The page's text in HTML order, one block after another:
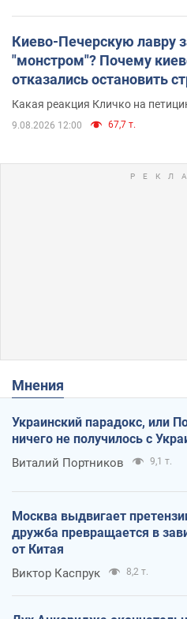
Киево-Печерскую лавру
"монстром"? Почему
отказались остановить
небоскреба
Какая реакция Кличко на
9.08.2026 12:00 67,7 т.
Мнения
Украинский парадокс, или
ничего не получилось с
Виталий Портников 9,1 т.
Москва выдвигает
дружба превращается в
от Китая
Виктор Каспрук 8,2 т.